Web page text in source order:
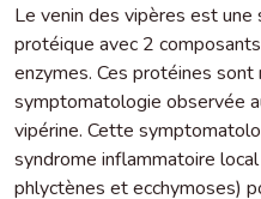
Le venin des vipères est une
protéique avec 2
enzymes. Ces protéines
symptomatologie observée
vipérine. Cette
syndrome inflammatoire
phlyctènes et ecchymoses)